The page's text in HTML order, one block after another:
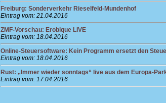
Freiburg: Sonderverkehr Rieselfeld-Mundenhof
Eintrag vom: 21.04.2016
ZMF-Vorschau: Erobique LIVE
Eintrag vom: 18.04.2016
Online-Steuersoftware: Kein Programm ersetzt den
Eintrag vom: 18.04.2016
Rust: „Immer wieder sonntags“ live aus dem Europa-
Eintrag vom: 17.04.2016